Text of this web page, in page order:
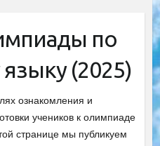
по
(2025)
ознакомления и
учеников к олимпиаде
странице мы публикуем